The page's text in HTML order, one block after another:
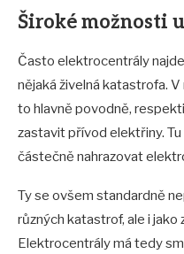
Široké možnosti
Často elektrocentrály
nějaká živelná katastrofa.
to hlavně povodně,
zastavit přívod elektřiny.
částečně nahrazovat
Ty se ovšem standardně
různých katastrof, ale i jako
Elektrocentrály má tedy